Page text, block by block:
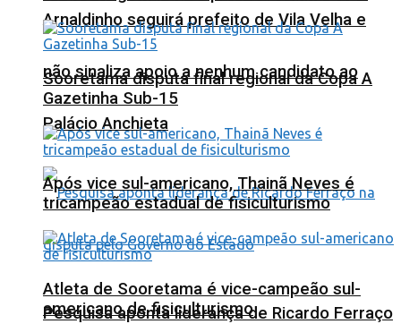
Arnaldinho seguirá prefeito de Vila Velha e
não sinaliza apoio a nenhum candidato ao
Palácio Anchieta
Pesquisa aponta liderança de Ricardo Ferraço
Sooretama disputa final regional da Copa A
Gazetinha Sub-15
Após vice sul-americano, Thainã Neves é
tricampeão estadual de fisiculturismo
Atleta de Sooretama é vice-campeão sul-
americano de fisiculturismo